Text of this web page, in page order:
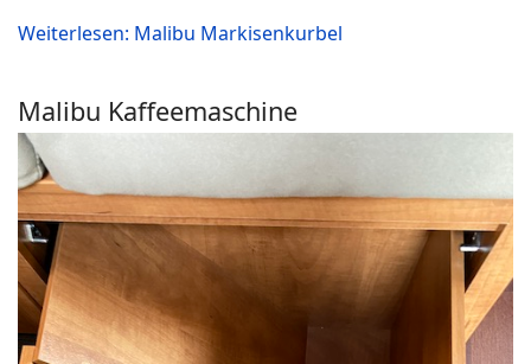
Weiterlesen: Malibu Markisenkurbel
Malibu Kaffeemaschine